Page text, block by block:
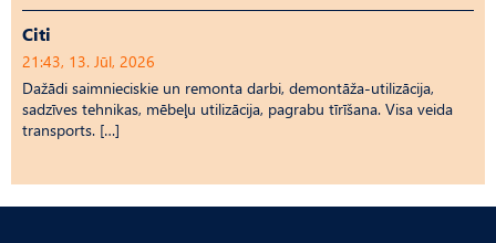
Citi
21:43, 13. Jūl, 2026
Dažādi saimnieciskie un remonta darbi, demontāža-utilizācija,
sadzīves tehnikas, mēbeļu utilizācija, pagrabu tīrīšana. Visa veida
transports. […]